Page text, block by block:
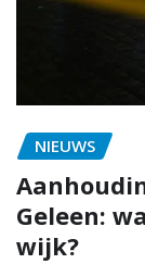
NIEUWS
Geleen:
wijk?